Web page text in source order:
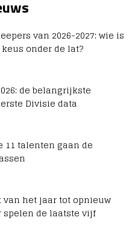
van 2026-2027: wie is
onder de lat?
de belangrijkste
Divisie data
11 talenten gaan de
van het jaar tot opnieuw
spelen de laatste vijf